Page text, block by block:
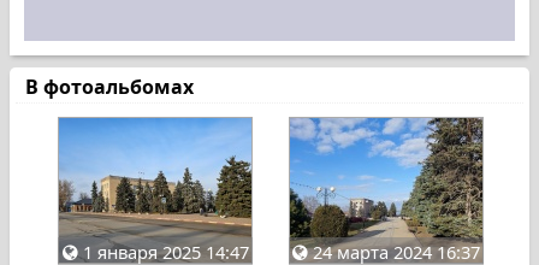
В фотоальбомах
1 января 2025 14:47 24 марта 2024 16:37